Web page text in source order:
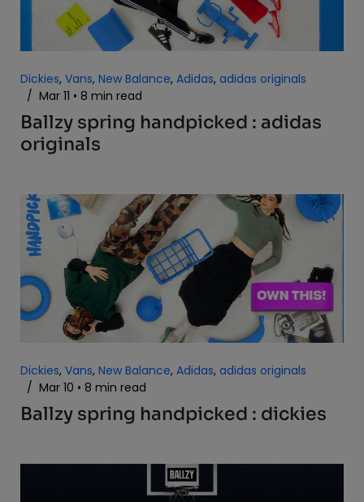
Dickies, Vans, New Balance, Adidas, adidas originals
/ Mar 11 8 min read
Ballzy spring handpicked : adidas
originals
Dickies, Vans, New Balance, Adidas, adidas originals
/ Mar 10 8 min read
Ballzy spring handpicked : dickies